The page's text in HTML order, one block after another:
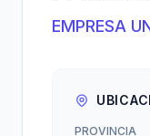
EMPRESA
PROVINCIA